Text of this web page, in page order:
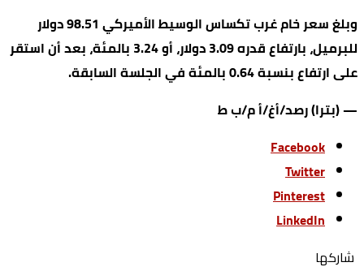
وبلغ سعر خام غرب تكساس الوسيط الأميركي 98.51 دولار
للبرميل، بارتفاع قدره 3.09 دولار، أو 3.24 بالمئة، بعد أن استقر
على ارتفاع بنسبة 0.64 بالمئة في الجلسة السابقة.
— (بترا) رصد/أغ/أ م/ب ط
Facebook
Twitter
Pinterest
LinkedIn
‫‫ شاركها‬